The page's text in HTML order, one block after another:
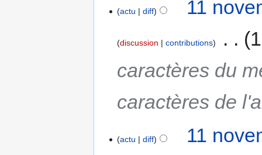
actu diff 11
discussion contributions
caractères du
caractères de
actu diff 11